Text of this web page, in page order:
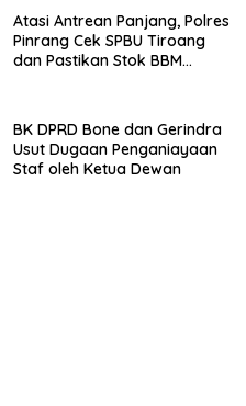
Atasi Antrean Panjang, Polres
Pinrang Cek SPBU Tiroang
dan Pastikan Stok BBM
BK DPRD Bone dan Gerindra
Usut Dugaan Penganiayaan
Staf oleh Ketua Dewan